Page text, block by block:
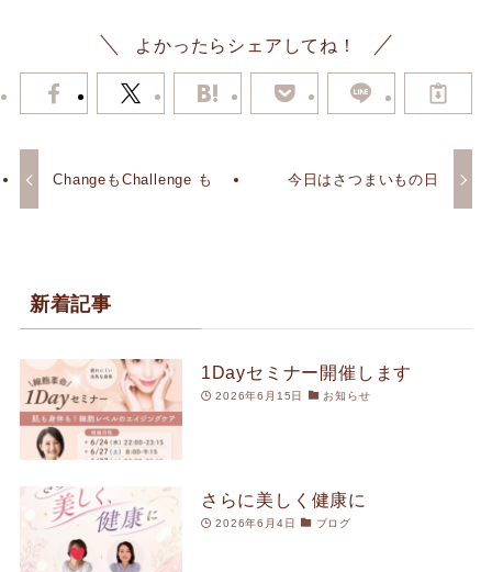
よかったらシェアしてね！
ChangeもChallenge も 今日はさつまいもの日
新着記事
1Dayセミナー開催します
2026年6月15日 お知らせ
さらに美しく健康に
2026年6月4日 ブログ